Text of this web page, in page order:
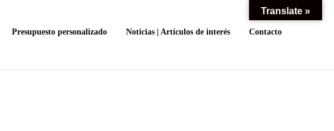
Presupuesto personalizado Noticias | Artículos de interés Contacto
Translate »